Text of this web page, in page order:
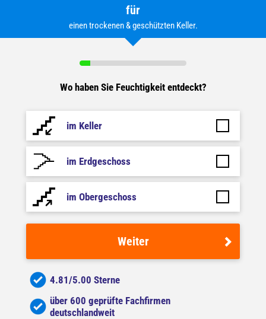
für
einen trockenen & geschützten Keller.
Wo haben Sie Feuchtigkeit entdeckt?
im Keller
im Erdgeschoss
im Obergeschoss
Weiter
4.81/5.00 Sterne
über 600 geprüfte Fachfirmen
deutschlandweit